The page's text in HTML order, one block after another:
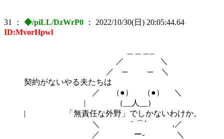
31 ： ◆/piLL/DzWrP0 ： 2022/10/30(日) 20:05:44.64
ID:MvorHpwl
／ ＼
／ ─ ─ ＼
契約がないやる夫たちは
／ （●） （●） ＼
| （__人__）
| 「無責任な外野」でしかないわけか。
＼ ｀⌒´ ,／
／ ー‐ ＼